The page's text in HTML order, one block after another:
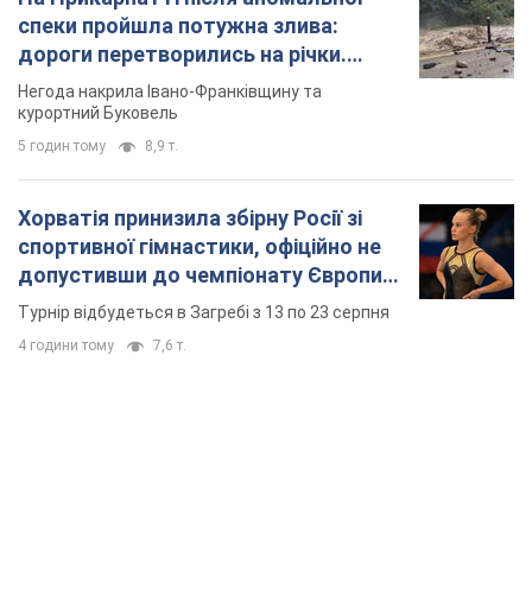
спеки пройшла потужна злива:
дороги перетворились на річки.
Відео
Негода накрила Івано-Франківщину та
курортний Буковель
5 годин тому 8,9 т.
Хорватія принизила збірну Росії зі
спортивної гімнастики, офіційно не
допустивши до чемпіонату Європи
основних спортсменів
Турнір відбудеться в Загребі з 13 по 23 серпня
4 години тому 7,6 т.